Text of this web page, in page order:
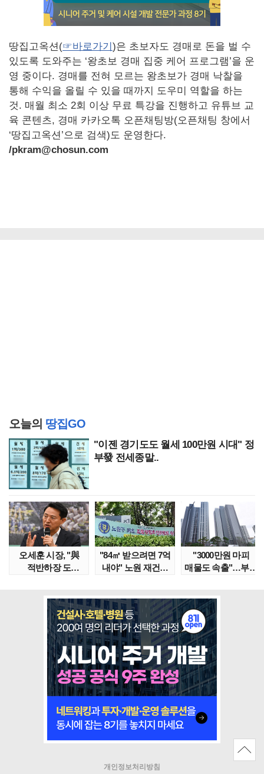
땅집고옥션(☞바로가기)은 초보자도 경매로 돈을 벌 수
있도록 도와주는 ‘왕초보 경매 집중 케어 프로그램’을 운
영 중이다. 경매를 전혀 모르는 왕초보가 경매 낙찰을
통해 수익을 올릴 수 있을 때까지 도우미 역할을 하는
것. 매월 최소 2회 이상 무료 특강을 진행하고 유튜브 교
육 콘텐츠, 경매 카카오톡 오픈채팅방(오픈채팅 창에서
‘땅집고옥션’으로 검색)도 운영한다.
/pkram@chosun.com
오늘의 땅집GO
"이젠 경기도도 월세 100만원 시대" 정
부發 전세종말..
오세훈 시장, "與
적반하장 도
"84㎡ 받으려면 7억
내야" 노원 재건축
"3000만원 마피
매물도 속출"…부산
개인정보처리방침